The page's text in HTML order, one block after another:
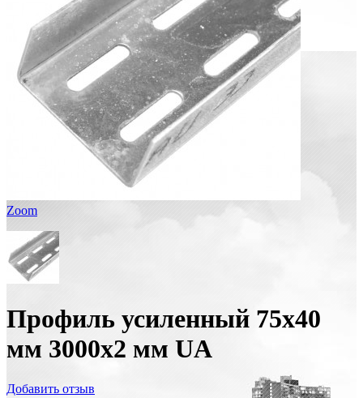
Zoom
Профиль усиленный 75х40
мм 3000х2 мм UA
Добавить отзыв